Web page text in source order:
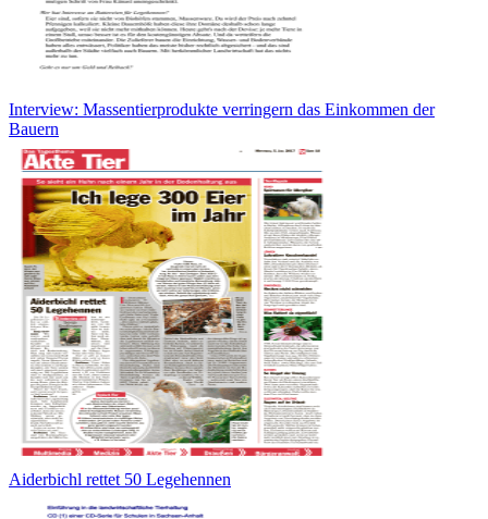
Interview: Massentierprodukte verringern das Einkommen der
Bauern
Aiderbichl rettet 50 Legehennen